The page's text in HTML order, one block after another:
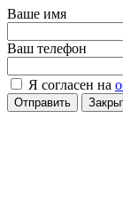
Ваше имя
Ваш телефон
Я согласен на
Отправить